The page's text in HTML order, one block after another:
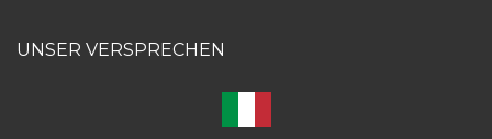
UNSER VERSPRECHEN